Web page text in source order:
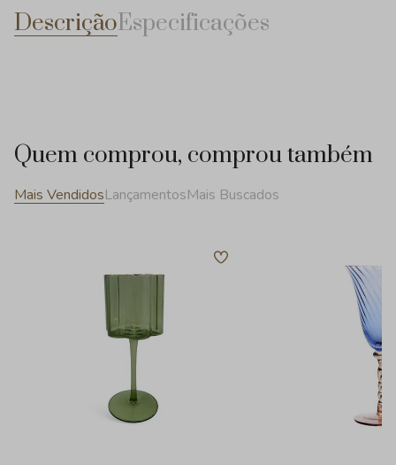
DescriçãoEspecificações
Quem comprou, comprou também
Mais VendidosLançamentosMais Buscados